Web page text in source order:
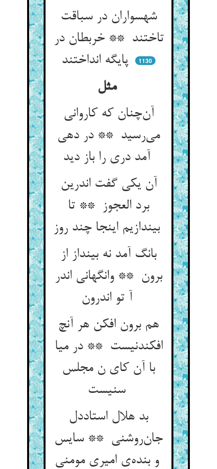
شهسواران در سباقت
تاختند ** خربطان در
1130
مثل
آن‌چنان که کاروانی
می‌رسید ** در دهی
آن یکی گفت اندرین
برد العجوز ** تا
بیندازیم اینجا چند روز
بانگ آمد نه بینداز از
برون ** وانگهانی اندر
هم برون افکن هر آنچ
افکندنیست ** در میا
با آن کای ن مجلس
سنیست
بد هلال استاددل
جان‌روشنی ** سایس
و بنده‌ی امیری مومنی